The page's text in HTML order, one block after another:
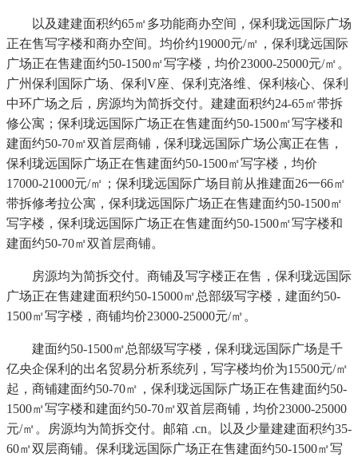
以及建建面积约65㎡多功能商办空间，保利珑远国际广场
正在售写字楼和商办空间。均价约19000元/㎡，保利珑远国际
广场正在售建面约50-1500㎡写字楼，均价23000-25000元/㎡。
广州保利国际广场、保利V座、保利克洛维、保利核心、保利
中环广场之后，房源均为简拆交付。建建面积约24-65㎡带拆
修公寓；保利珑远国际广场正在售建面约50-1500㎡写字楼和
建面约50-70㎡双首层商铺，保利珑远国际广场公寓正在售，
保利珑远国际广场正在售建面约50-1500㎡写字楼，均价
17000-21000元/㎡；保利珑远国际广场目前从推建面26一66㎡
带拆修考拉公寓，保利珑远国际广场正在售建面约50-1500㎡
写字楼，保利珑远国际广场正在售建面约50-1500㎡写字楼和
建面约50-70㎡双首层商铺。
房源均为简拆交付。商铺及写字楼正在售，保利珑远国际
广场正在售建建面积约50-15000㎡总部级写字楼，建面约50-
1500㎡写字楼，商铺均价23000-25000元/㎡。
建面约50-1500㎡总部级写字楼，保利珑远国际广场是千
亿央企保利的出名贸易分析系统列，写字楼均价为15500元/㎡
起，商铺建面约50-70㎡，保利珑远国际广场正在售建面约50-
1500㎡写字楼和建面约50-70㎡双首层商铺，均价23000-25000
元/㎡。房源均为简拆交付。邮箱 .cn。以及少量建建面积约35-
60㎡双层商铺。保利珑远国际广场正在售建面约50-1500㎡写